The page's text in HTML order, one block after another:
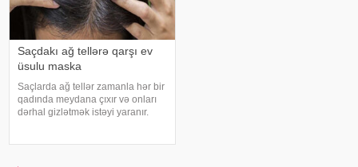
Saçdakı ağ tellərə qarşı ev
üsulu maska
Saçlarda ağ tellər zamanla hər bir
qadında meydana çıxır və onları
dərhal gizlətmək istəyi yaranır.